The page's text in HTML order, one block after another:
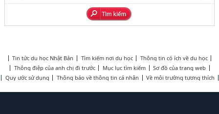
Tin tức du học Nhật Bản Tìm kiếm nơi du học
Thông tin có ích về du học
Thông điệp của anh chị đi trước
Mục lục tìm kiếm
Sơ đồ của trang web
Quy ước sử dụng
Thông báo về thông tin cá nhân Về môi trường tương thích